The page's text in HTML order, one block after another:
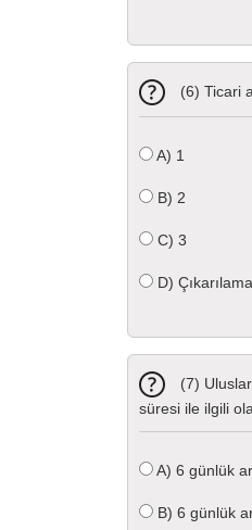
(6) Ticari
A) 1
B) 2
C) 3
D)
(7)
süresi ile ilgili
A) 6 günlük
B) 6 günlük